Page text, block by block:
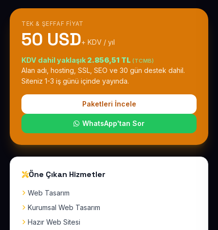
TEK & ŞEFFAF FIYAT
50 USD+ KDV / yıl
KDV dahil yaklaşık 2.856,51 TL (TCMB)
Alan adı, hosting, SSL, SEO ve 30 gün destek dahil.
Siteniz 1-3 iş günü içinde yayında.
Paketleri İncele
WhatsApp'tan Sor
Öne Çıkan Hizmetler
Web Tasarım
Kurumsal Web Tasarım
Hazır Web Sitesi